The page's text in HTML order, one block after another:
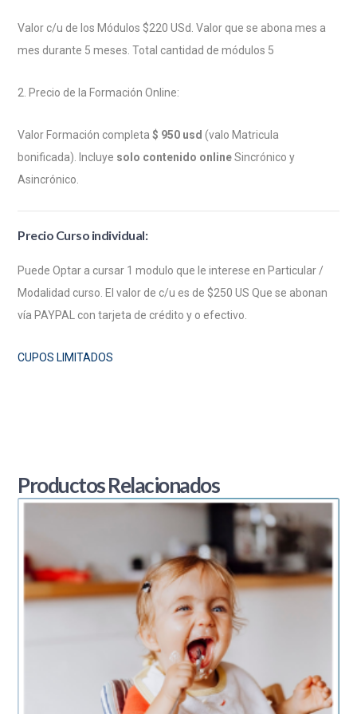
Valor c/u de los Módulos $220 USd. Valor que se abona mes a
mes durante 5 meses. Total cantidad de módulos 5
2. Precio de la Formación Online:
Valor Formación completa $ 950 usd (valo Matricula
bonificada). Incluye solo contenido onlineSincrónico y
Asincrónico.
Precio Curso individual:
Puede Optar a cursar 1 modulo que le interese en Particular /
Modalidad curso. El valor de c/u es de $250 US Que se abonan
vía PAYPAL con tarjeta de crédito y o efectivo.
CUPOS LIMITADOS
Productos Relacionados